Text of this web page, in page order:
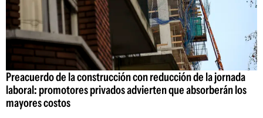
Preacuerdo de la construcción con reducción de la jornada
laboral: promotores privados advierten que absorberán los
mayores costos